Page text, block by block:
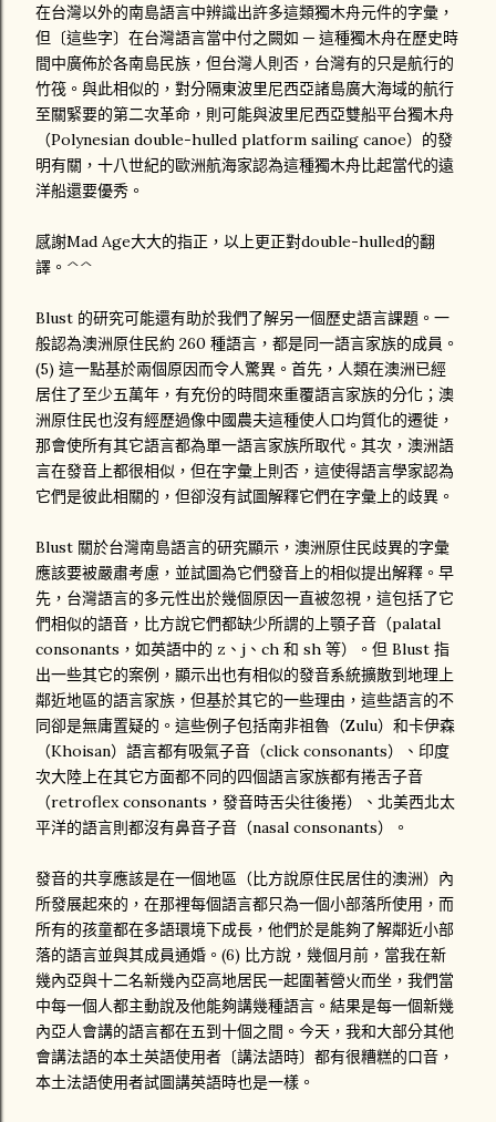
在台灣以外的南島語言中辨識出許多這類獨木舟元件的字彙，
但〔這些字〕在台灣語言當中付之闕如 ─ 這種獨木舟在歷史時
間中廣佈於各南島民族，但台灣人則否，台灣有的只是航行的
竹筏。與此相似的，對分隔東波里尼西亞諸島廣大海域的航行
至關緊要的第二次革命，則可能與波里尼西亞雙船平台獨木舟
（Polynesian double-hulled platform sailing canoe）的發
明有關，十八世紀的歐洲航海家認為這種獨木舟比起當代的遠
洋船還要優秀。
感謝Mad Age大大的指正，以上更正對double-hulled的翻
譯。^^
Blust 的研究可能還有助於我們了解另一個歷史語言課題。一
般認為澳洲原住民約 260 種語言，都是同一語言家族的成員。
(5) 這一點基於兩個原因而令人驚異。首先，人類在澳洲已經
居住了至少五萬年，有充份的時間來重覆語言家族的分化；澳
洲原住民也沒有經歷過像中國農夫這種使人口均質化的遷徙，
那會使所有其它語言都為單一語言家族所取代。其次，澳洲語
言在發音上都很相似，但在字彙上則否，這使得語言學家認為
它們是彼此相關的，但卻沒有試圖解釋它們在字彙上的歧異。
Blust 關於台灣南島語言的研究顯示，澳洲原住民歧異的字彙
應該要被嚴肅考慮，並試圖為它們發音上的相似提出解釋。早
先，台灣語言的多元性出於幾個原因一直被忽視，這包括了它
們相似的語音，比方說它們都缺少所謂的上顎子音（palatal
consonants，如英語中的 z、j、ch 和 sh 等）。但 Blust 指
出一些其它的案例，顯示出也有相似的發音系統擴散到地理上
鄰近地區的語言家族，但基於其它的一些理由，這些語言的不
同卻是無庸置疑的。這些例子包括南非祖魯（Zulu）和卡伊森
（Khoisan）語言都有吸氣子音（click consonants）、印度
次大陸上在其它方面都不同的四個語言家族都有捲舌子音
（retroflex consonants，發音時舌尖往後捲）、北美西北太
平洋的語言則都沒有鼻音子音（nasal consonants）。
發音的共享應該是在一個地區（比方說原住民居住的澳洲）內
所發展起來的，在那裡每個語言都只為一個小部落所使用，而
所有的孩童都在多語環境下成長，他們於是能夠了解鄰近小部
落的語言並與其成員通婚。(6) 比方說，幾個月前，當我在新
幾內亞與十二名新幾內亞高地居民一起圍著營火而坐，我們當
中每一個人都主動說及他能夠講幾種語言。結果是每一個新幾
內亞人會講的語言都在五到十個之間。今天，我和大部分其他
會講法語的本土英語使用者〔講法語時〕都有很糟糕的口音，
本土法語使用者試圖講英語時也是一樣。